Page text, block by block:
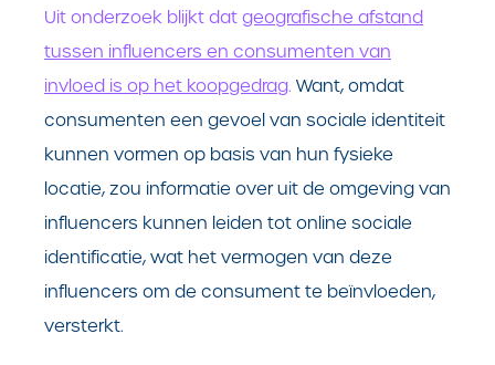
Uit onderzoek blijkt dat geografische afstand
tussen influencers en consumenten van
invloed is op het koopgedrag. Want, omdat
consumenten een gevoel van sociale identiteit
kunnen vormen op basis van hun fysieke
locatie, zou informatie over uit de omgeving van
influencers kunnen leiden tot online sociale
identificatie, wat het vermogen van deze
influencers om de consument te beïnvloeden,
versterkt.